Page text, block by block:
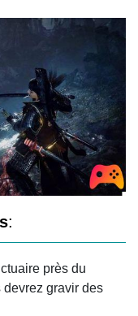
:
près du
devrez gravir des